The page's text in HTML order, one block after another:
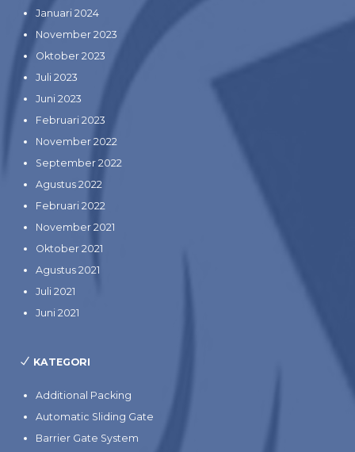
Januari 2024
November 2023
Oktober 2023
Juli 2023
Juni 2023
Februari 2023
November 2022
September 2022
Agustus 2022
Februari 2022
November 2021
Oktober 2021
Agustus 2021
Juli 2021
Juni 2021
KATEGORI
Additional Packing
Automatic Sliding Gate
Barrier Gate System